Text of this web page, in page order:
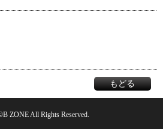
もどる
ZONE All Rights Reserved.